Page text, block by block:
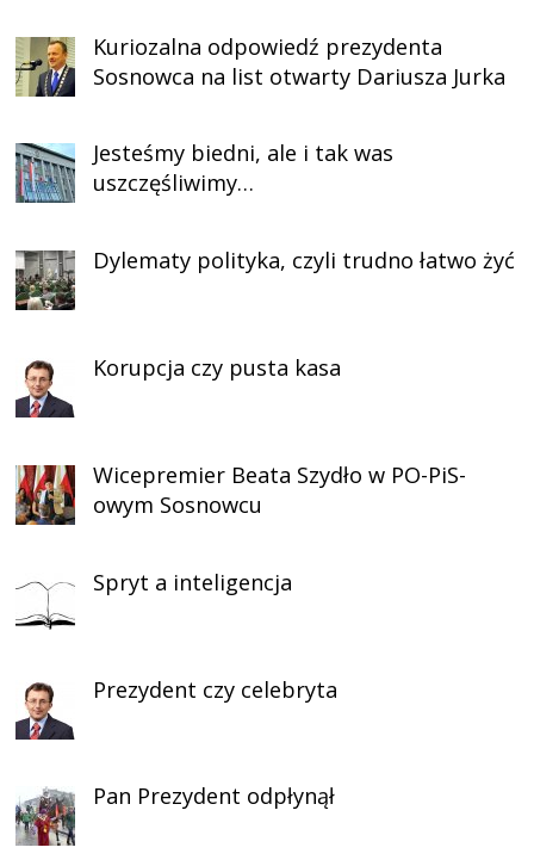
Kuriozalna odpowiedź prezydenta
Sosnowca na list otwarty Dariusza Jurka
Jesteśmy biedni, ale i tak was
uszczęśliwimy…
Dylematy polityka, czyli trudno łatwo żyć
Korupcja czy pusta kasa
Wicepremier Beata Szydło w PO-PiS-
owym Sosnowcu
Spryt a inteligencja
Prezydent czy celebryta
Pan Prezydent odpłynął